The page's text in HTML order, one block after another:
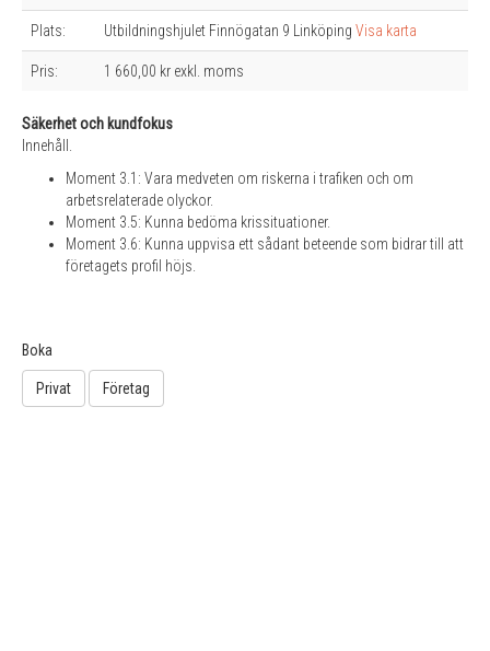
Plats: Utbildningshjulet Finnögatan 9 Linköping Visa karta
Pris: 1 660,00 kr exkl. moms
Säkerhet och kundfokus
Innehåll.
Moment 3.1: Vara medveten om riskerna i trafiken och om
arbetsrelaterade olyckor.
Moment 3.5: Kunna bedöma krissituationer.
Moment 3.6: Kunna uppvisa ett sådant beteende som bidrar till att
företagets profil höjs.
Boka